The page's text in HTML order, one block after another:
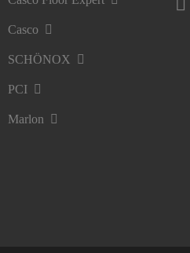
Casco
SCHÖNOX
PCI
Marlon